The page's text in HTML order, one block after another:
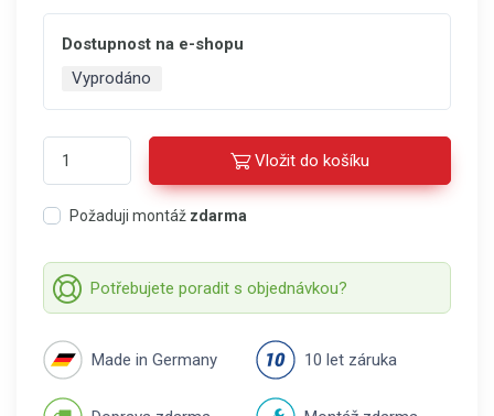
Dostupnost na e-shopu
Vyprodáno
Vložit do košíku
Požaduji montáž zdarma
Potřebujete poradit s objednávkou?
Made in Germany 10 let záruka